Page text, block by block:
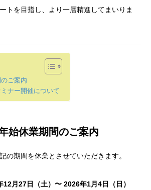
トを目指し、より一層精進してまいりま
ご案内
ナー開催について
始休業期間のご案内
の期間を休業とさせていただきます。
月27日（土）〜 2026年1月4日（日）